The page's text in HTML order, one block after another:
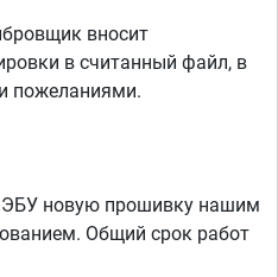
вносит
в считанный файл, в
пожеланиями.
новую прошивку нашим
Общий срок работ